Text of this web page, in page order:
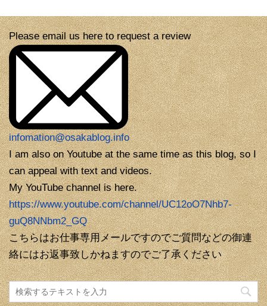
Please email us here to request a review
infomation@osakablog.info
I am also on Youtube at the same time as this blog, so I
can appeal with text and videos.
My YouTube channel is here.
https://www.youtube.com/channel/UC12oO7Nhb7-
guQ8NNbm2_GQ
こちらはお仕事専用メールですのでご質問などの御連
絡にはお返事致しかねますのでご了承ください